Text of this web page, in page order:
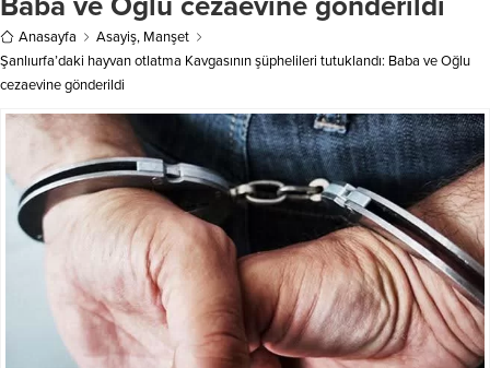
Anasayfa Asayiş, Manşet
Şanlıurfa’daki hayvan otlatma Kavgasının şüphelileri tutuklandı: Baba ve Oğlu
cezaevine gönderildi